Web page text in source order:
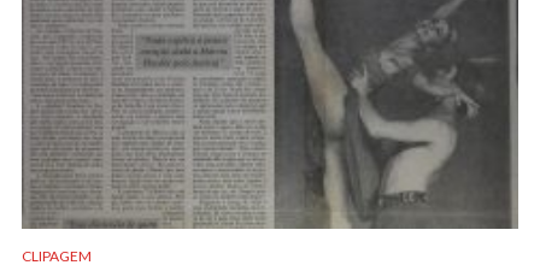
CLIPAGEM